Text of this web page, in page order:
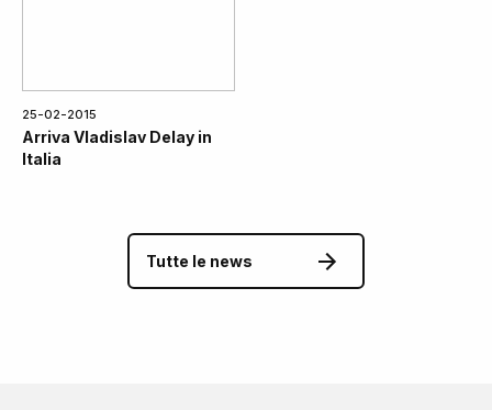
25-02-2015
Arriva Vladislav Delay in
Italia
Tutte le news